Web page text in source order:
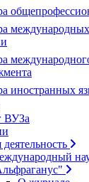
иностранных
ВУЗа